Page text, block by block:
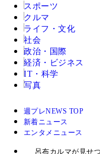
スポーツ
クルマ
ライフ・文化
社会
政治・国際
経済・ビジネス
IT・科学
写真
週プレNEWS TOP
新着ニュース
エンタメニュース
呂布カルマが見せ